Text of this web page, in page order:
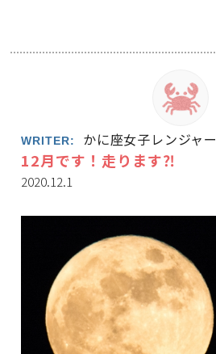
WRITER: かに座女子レンジャー
12月です！走ります⁈
2020.12.1